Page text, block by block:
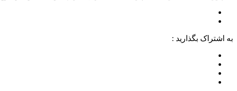
به اشتراک بگذارید :